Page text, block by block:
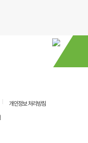
개인정보 처리방침